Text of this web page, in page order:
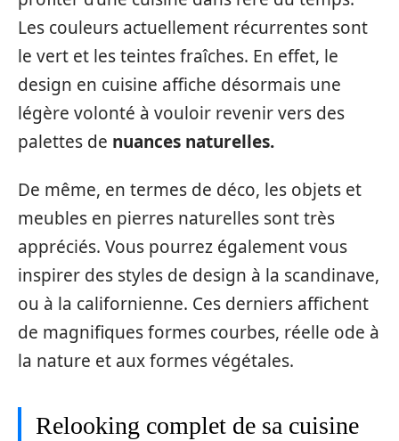
Les couleurs actuellement récurrentes sont
le vert et les teintes fraîches. En effet, le
design en cuisine affiche désormais une
légère volonté à vouloir revenir vers des
palettes de nuances naturelles.
De même, en termes de déco, les objets et
meubles en pierres naturelles sont très
appréciés. Vous pourrez également vous
inspirer des styles de design à la scandinave,
ou à la californienne. Ces derniers affichent
de magnifiques formes courbes, réelle ode à
la nature et aux formes végétales.
Relooking complet de sa cuisine